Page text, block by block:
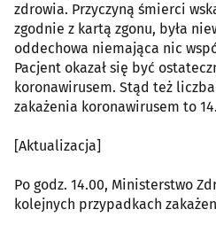
zdrowia. Przyczyną śmierci
zgodnie z kartą zgonu, była
oddechowa niemająca nic
Pacjent okazał się być
koronawirusem. Stąd też
zakażenia koronawirusem to 14.
[Aktualizacja]
Po godz. 14.00, Ministerstwo
kolejnych przypadkach